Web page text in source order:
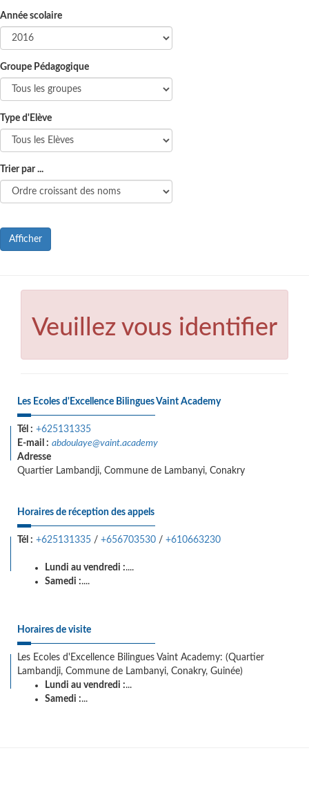
Année scolaire
Groupe Pédagogique
Type d'Elève
Trier par ...
Afficher
Veuillez vous identifier
Les Ecoles d'Excellence Bilingues Vaint Academy
Tél : +625131335
E-mail : abdoulaye@vaint.academy
Adresse
Quartier Lambandji, Commune de Lambanyi, Conakry
Horaires de réception des appels
Tél : +625131335 / +656703530 / +610663230
Lundi au vendredi :....
Samedi :....
Horaires de visite
Les Ecoles d'Excellence Bilingues Vaint Academy: (Quartier
Lambandji, Commune de Lambanyi, Conakry, Guinée)
Lundi au vendredi :...
Samedi :...